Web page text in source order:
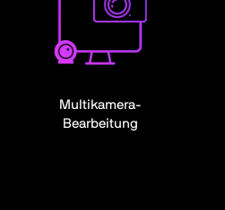
Multikamera-
Bearbeitung